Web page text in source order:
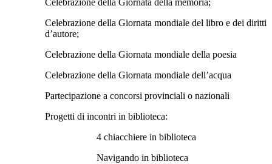
Celebrazione dellaGiornata della memoria;
Celebrazione dellaGiornata mondiale del libro e dei diritti
d’autore;
Celebrazione dellaGiornata mondiale della poesia
Celebrazione dellaGiornata mondiale dell’acqua
Partecipazione a concorsi provinciali o nazionali
Progetti di incontri in biblioteca:
4 chiacchiere in biblioteca
Navigando in biblioteca